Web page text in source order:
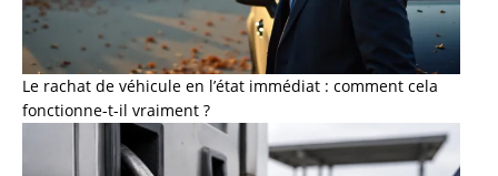
Le rachat de véhicule en l’état immédiat : comment cela
fonctionne-t-il vraiment ?